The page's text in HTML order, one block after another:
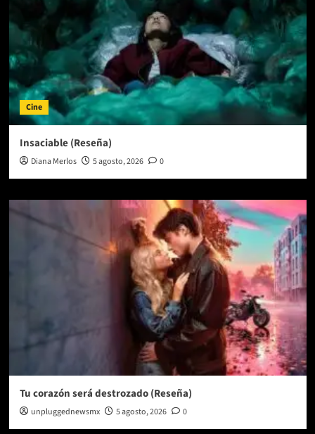
Cine
Insaciable (Reseña)
Diana Merlos 5 agosto, 2026 0
Tu corazón será destrozado (Reseña)
unpluggednewsmx 5 agosto, 2026 0